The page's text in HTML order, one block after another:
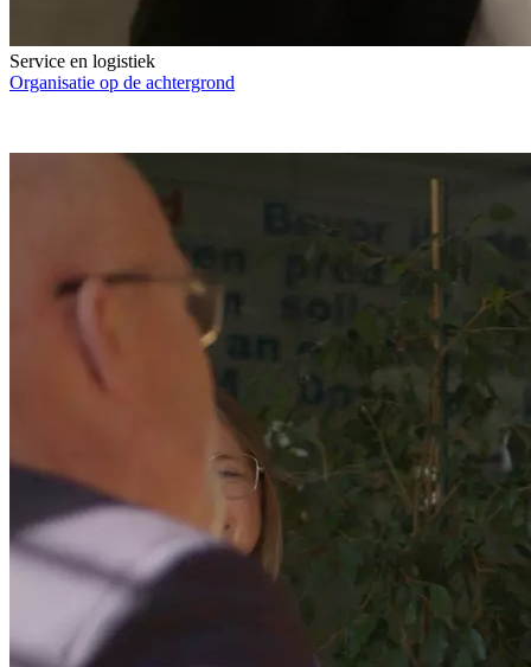
Service en logistiek
Organisatie op de achtergrond